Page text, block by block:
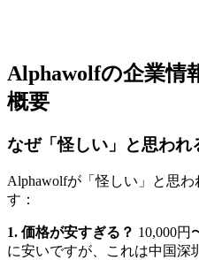
Alphawolfの企業情
概要
なぜ「怪しい」と思われ
Alphawolfが「怪しい」と思
す：
1. 価格が安すぎる？ 10,000円
に安いですが、これは中国深